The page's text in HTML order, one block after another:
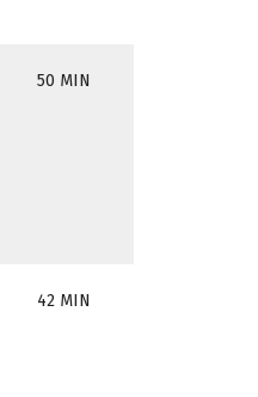
50 MIN
42 MIN